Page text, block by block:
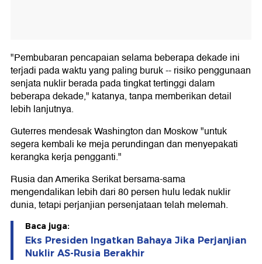
"Pembubaran pencapaian selama beberapa dekade ini
terjadi pada waktu yang paling buruk -- risiko penggunaan
senjata nuklir berada pada tingkat tertinggi dalam
beberapa dekade," katanya, tanpa memberikan detail
lebih lanjutnya.
Guterres mendesak Washington dan Moskow "untuk
segera kembali ke meja perundingan dan menyepakati
kerangka kerja pengganti."
Rusia dan Amerika Serikat bersama-sama
mengendalikan lebih dari 80 persen hulu ledak nuklir
dunia, tetapi perjanjian persenjataan telah melemah.
Baca juga:
Eks Presiden Ingatkan Bahaya Jika Perjanjian
Nuklir AS-Rusia Berakhir